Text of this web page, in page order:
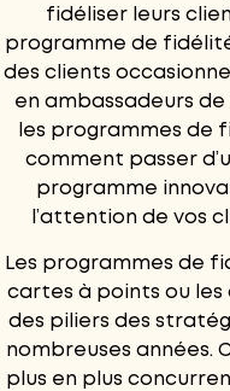
fidéliser leurs
programme de
des clients
en ambassadeurs
les programmes de
comment passer
programme
l’attention de vos
Les programmes de
cartes à points ou
des piliers des
nombreuses années.
plus en plus